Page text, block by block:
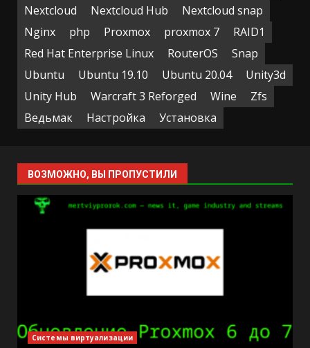
Nextcloud
Nextcloud Hub
Nextcloud snap
Nginx
php Proxmox proxmox 7
RAID1
Red Hat Enterprise Linux
RouterOS
Snap
Ubuntu
Ubuntu 19.10 Ubuntu 20.04
Unity3d
Unity Hub
Warcraft 3 Reforged Wine
Zfs
Ведьмак
Настройка Установка
ВОЗМОЖНО, ВЫ ПРОПУСТИЛИ
Системы виртуализации